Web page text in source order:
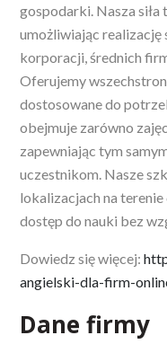
gospodarki. Nasza
umożliwiając realizację
korporacji, średnich
Oferujemy
dostosowane do
obejmuje zarówno
zapewniając tym
uczestnikom. Nasze
lokalizacjach na terenie
dostęp do nauki bez
Dowiedz się więcej:
angielski-dla-firm-
Dane firmy